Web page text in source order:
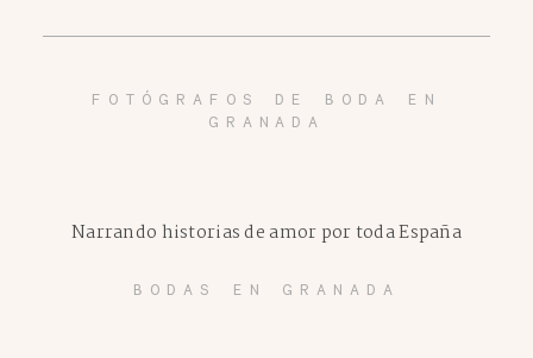
FOTÓGRAFOS DE BODA EN
GRANADA
BODAS EN GRANADA
Narrando historias de amor por toda España